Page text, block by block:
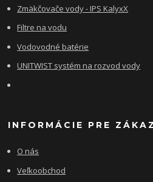
Zmäkčovače vody - IPS KalyxX
Filtre na vodu
Vodovodné batérie
UNITWIST systém na rozvod vody
INFORMÁCIE PRE
O nás
Veľkoobchod